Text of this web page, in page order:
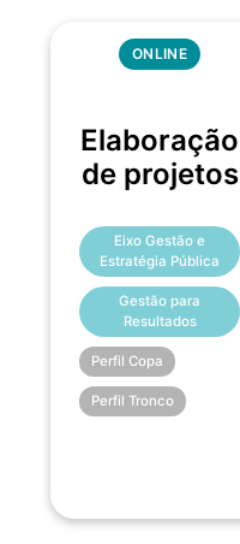
ONLINE
Elaboração
de projetos
Eixo Gestão e
Estratégia Pública
Gestão para
Resultados
Perfil Copa
Perfil Tronco